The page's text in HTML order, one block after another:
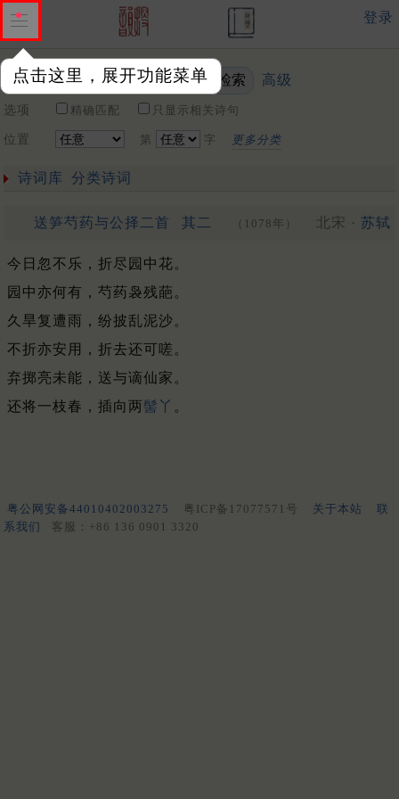
点击这里，展开功能菜单
登录
关键词 高级
选项 精确匹配 只显示相关诗句
位置 第 字 更多分类
诗词库 分类诗词
送笋芍药与公择二首 其二 （1078年） 北宋 · 苏轼
今日忽不乐，折尽园中花。
园中亦何有，芍药袅残葩。
久旱复遭雨，纷披乱泥沙。
不折亦安用，折去还可嗟。
弃掷亮未能，送与谪仙家。
还将一枝春，插向两髻丫 。
粤公网安备44010402003275 粤ICP备17077571号 关于本站
联
系我们
客服：+86 136 0901 3320